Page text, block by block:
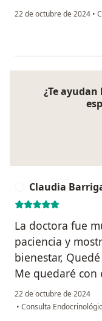
22 de octubre de 2024 •
¿Te
Claudia
La doctora fue
paciencia y
bienestar,
Me quedaré
22 de octubre de 2024
• Consulta